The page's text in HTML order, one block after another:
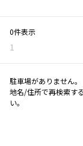
0件表示
1
駐車場がありません。
地名/住所で再検索す
い。